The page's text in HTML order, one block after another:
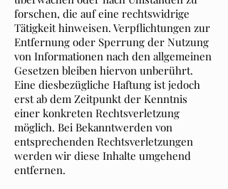
forschen, die auf eine rechtswidrige
Tätigkeit hinweisen. Verpflichtungen zur
Entfernung oder Sperrung der Nutzung
von Informationen nach den allgemeinen
Gesetzen bleiben hiervon unberührt.
Eine diesbezügliche Haftung ist jedoch
erst ab dem Zeitpunkt der Kenntnis
einer konkreten Rechtsverletzung
möglich. Bei Bekanntwerden von
entsprechenden Rechtsverletzungen
werden wir diese Inhalte umgehend
entfernen.